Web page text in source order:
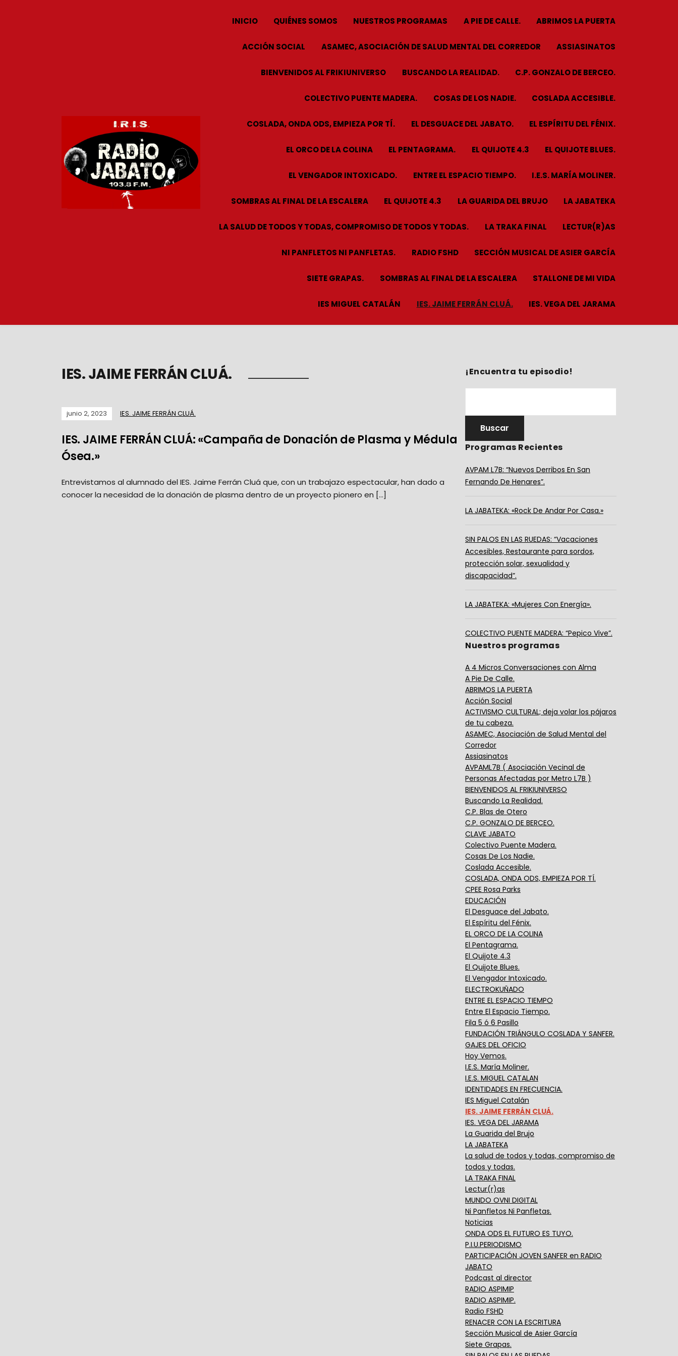
INICIO QUIÉNES SOMOS NUESTROS PROGRAMAS A PIE DE CALLE. ABRIMOS LA PUERTA
ACCIÓN SOCIAL ASAMEC, ASOCIACIÓN DE SALUD MENTAL DEL CORREDOR ASSIASINATOS
BIENVENIDOS AL FRIKIUNIVERSO BUSCANDO LA REALIDAD. C.P. GONZALO DE BERCEO.
COLECTIVO PUENTE MADERA. COSAS DE LOS NADIE. COSLADA ACCESIBLE.
COSLADA, ONDA ODS, EMPIEZA POR TÍ. EL DESGUACE DEL JABATO. EL ESPÍRITU DEL FÉNIX.
EL ORCO DE LA COLINA EL PENTAGRAMA. EL QUIJOTE 4.3 EL QUIJOTE BLUES.
EL VENGADOR INTOXICADO. ENTRE EL ESPACIO TIEMPO. I.E.S. MARÍA MOLINER.
SOMBRAS AL FINAL DE LA ESCALERA EL QUIJOTE 4.3 LA GUARIDA DEL BRUJO LA JABATEKA
LA SALUD DE TODOS Y TODAS, COMPROMISO DE TODOS Y TODAS. LA TRAKA FINAL LECTUR(R)AS
NI PANFLETOS NI PANFLETAS. RADIO FSHD SECCIÓN MUSICAL DE ASIER GARCÍA
SIETE GRAPAS. SOMBRAS AL FINAL DE LA ESCALERA STALLONE DE MI VIDA
IES MIGUEL CATALÁN IES. JAIME FERRÁN CLUÁ. IES. VEGA DEL JARAMA
IES. JAIME FERRÁN CLUÁ.
junio 2, 2023 IES. JAIME FERRÁN CLUÁ.
IES. JAIME FERRÁN CLUÁ: «Campaña de Donación de Plasma y Médula
Ósea.»
Entrevistamos al alumnado del IES. Jaime Ferrán Cluá que, con un trabajazo espectacular, han dado a
conocer la necesidad de la donación de plasma dentro de un proyecto pionero en […]
¡Encuentra tu episodio!
Programas Recientes
AVPAM L7B: “Nuevos Derribos En San
Fernando De Henares”.
LA JABATEKA: «Rock De Andar Por Casa.»
SIN PALOS EN LAS RUEDAS: “Vacaciones
Accesibles, Restaurante para sordos,
protección solar, sexualidad y
discapacidad”.
LA JABATEKA: «Mujeres Con Energía».
COLECTIVO PUENTE MADERA: “Pepico Vive”.
Nuestros programas
A 4 Micros Conversaciones con Alma
A Pie De Calle.
ABRIMOS LA PUERTA
Acción Social
ACTIVISMO CULTURAL; deja volar los pájaros
de tu cabeza.
ASAMEC, Asociación de Salud Mental del
Corredor
Assiasinatos
AVPAML7B ( Asociación Vecinal de
Personas Afectadas por Metro L7B )
BIENVENIDOS AL FRIKIUNIVERSO
Buscando La Realidad.
C.P. Blas de Otero
C.P. GONZALO DE BERCEO.
CLAVE JABATO
Colectivo Puente Madera.
Cosas De Los Nadie.
Coslada Accesible.
COSLADA, ONDA ODS, EMPIEZA POR TÍ.
CPEE Rosa Parks
EDUCACIÓN
El Desguace del Jabato.
El Espíritu del Fénix.
EL ORCO DE LA COLINA
El Pentagrama.
El Quijote 4.3
El Quijote Blues.
El Vengador Intoxicado.
ELECTROKUÑADO
ENTRE EL ESPACIO TIEMPO
Entre El Espacio Tiempo.
Fila 5 ó 6 Pasillo
FUNDACIÓN TRIÁNGULO COSLADA Y SANFER.
GAJES DEL OFICIO
Hoy Vemos.
I.E.S. María Moliner.
I.E.S. MIGUEL CATALAN
IDENTIDADES EN FRECUENCIA.
IES Miguel Catalán
IES. JAIME FERRÁN CLUÁ.
IES. VEGA DEL JARAMA
La Guarida del Brujo
LA JABATEKA
La salud de todos y todas, compromiso de
todos y todas.
LA TRAKA FINAL
Lectur(r)as
MUNDO OVNI DIGITAL
Ni Panfletos Ni Panfletas.
Noticias
ONDA ODS EL FUTURO ES TUYO.
P.I.U.PERIODISMO
PARTICIPACIÓN JOVEN SANFER en RADIO
JABATO
Podcast al director
RADIO ASPIMIP
RADIO ASPIMIP.
Radio FSHD
RENACER CON LA ESCRITURA
Sección Musical de Asier García
Siete Grapas.